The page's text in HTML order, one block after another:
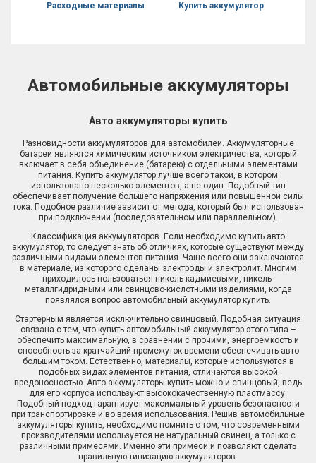
Расходные материалы Купить аккумулятор
Автомобильные аккумуляторы
Авто аккумуляторы купить
Разновидности аккумуляторов для автомобилей. Аккумуляторные
батареи являются химическим источником электричества, который
включает в себя объединение (батарею) с отдельными элементами
питания. Купить аккумулятор лучше всего такой, в котором
использовано несколько элементов, а не один. Подобный тип
обеспечивает получение большего напряжения или повышенной силы
тока. Подобное различие зависит от метода, который был использован
при подключении (последовательном или параллельном).
Классификация аккумуляторов. Если необходимо купить авто
аккумулятор, то следует знать об отличиях, которые существуют между
различными видами элементов питания. Чаще всего они заключаются
в материале, из которого сделаны электроды и электролит. Многим
приходилось пользоваться никель-кадмиевыми, никель-
металлгидридными или свинцово-кислотными изделиями, когда
появлялся вопрос автомобильный аккумулятор купить.
Стартерным является исключительно свинцовый. Подобная ситуация
связана с тем, что купить автомобильный аккумулятор этого типа –
обеспечить максимальную, в сравнении с прочими, энергоемкость и
способность за кратчайший промежуток времени обеспечивать авто
большим током. Естественно, материалы, которые используются в
подобных видах элементов питания, отличаются высокой
вредоносностью. Авто аккумуляторы купить можно и свинцовый, ведь
для его корпуса используют высококачественную пластмассу.
Подобный подход гарантирует максимальный уровень безопасности
при транспортировке и во время использования. Решив автомобильные
аккумуляторы купить, необходимо помнить о том, что современными
производителями используется не натуральный свинец, а только с
различными примесями. Именно эти примеси и позволяют сделать
правильную типизацию аккумуляторов.